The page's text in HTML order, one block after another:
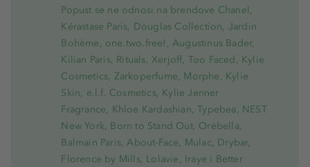
Popust se ne odnosi na brendove Chanel,
Kérastase Paris, Douglas Collection, Jardin
Bohème, one.two.free!, Augustinus Bader,
Kilian Paris, Rituals, Xerjoff, Too Faced, Kylie
Cosmetics, Zarkoperfume, Morphe, Kylie
Skin, e.l.f. Cosmetics, Kylie Jenner
Fragrance, Khloe Kardashian, Typebea, NEST
New York, Born to Stand Out, Orebella,
Balmain Paris, About-Face, Mulac, Drybar,
Florence by Mills, Lolavie, Iraye i Better